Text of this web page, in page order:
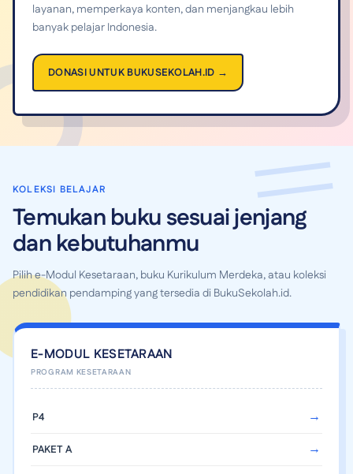
layanan, memperkaya konten, dan menjangkau lebih
banyak pelajar Indonesia.
DONASI UNTUK BUKUSEKOLAH.ID →
KOLEKSI BELAJAR
Temukan buku sesuai jenjang
dan kebutuhanmu
Pilih e-Modul Kesetaraan, buku Kurikulum Merdeka, atau koleksi
pendidikan pendamping yang tersedia di BukuSekolah.id.
E-MODUL KESETARAAN
P4
PAKET A